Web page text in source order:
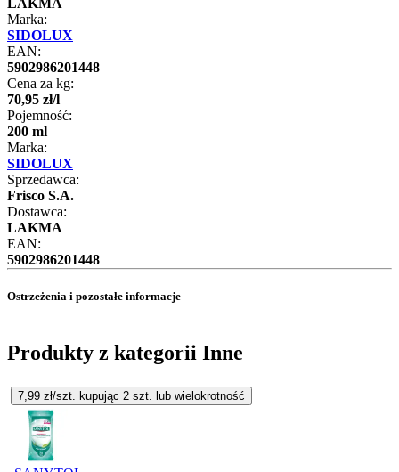
LAKMA
Marka:
SIDOLUX
EAN:
5902986201448
Cena za kg:
70,95 zł/l
Pojemność:
200 ml
Marka:
SIDOLUX
Sprzedawca:
Frisco S.A.
Dostawca:
LAKMA
EAN:
5902986201448
Ostrzeżenia i pozostałe informacje
Produkty z kategorii Inne
7,99 zł/szt. kupując 2 szt. lub wielokrotność